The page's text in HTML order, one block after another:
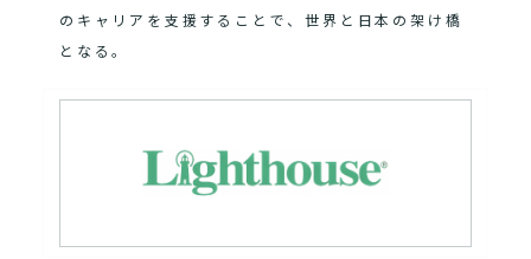
のキャリアを支援することで、世界と日本の架け橋
となる。